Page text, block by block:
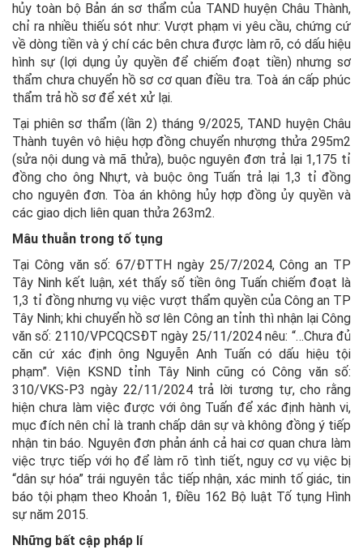
hủy toàn bộ Bản án sơ thẩm của TAND huyện Châu Thành,
chỉ ra nhiều thiếu sót như: Vượt phạm vi yêu cầu, chứng cứ
về dòng tiền và ý chí các bên chưa được làm rõ, có dấu hiệu
hình sự (lợi dụng ủy quyền để chiếm đoạt tiền) nhưng sơ
thẩm chưa chuyển hồ sơ cơ quan điều tra. Toà án cấp phúc
thẩm trả hồ sơ để xét xử lại.
Tại phiên sơ thẩm (lần 2) tháng 9/2025, TAND huyện Châu
Thành tuyên vô hiệu hợp đồng chuyển nhượng thửa 295m2
(sửa nội dung và mã thửa), buộc nguyên đơn trả lại 1,175 tỉ
đồng cho ông Nhựt, và buộc ông Tuấn trả lại 1,3 tỉ đồng
cho nguyên đơn. Tòa án không hủy hợp đồng ủy quyền và
các giao dịch liên quan thửa 263m2.
Mâu thuẫn trong tố tụng
Tại Công văn số: 67/ĐTTH ngày 25/7/2024, Công an TP
Tây Ninh kết luận, xét thấy số tiền ông Tuấn chiếm đoạt là
1,3 tỉ đồng nhưng vụ việc vượt thẩm quyền của Công an TP
Tây Ninh; khi chuyển hồ sơ lên Công an tỉnh thì nhận lại Công
văn số: 2110/VPCQCSĐT ngày 25/11/2024 nêu: “…Chưa đủ
căn cứ xác định ông Nguyễn Anh Tuấn có dấu hiệu tội
phạm”. Viện KSND tỉnh Tây Ninh cũng có Công văn số:
310/VKS-P3 ngày 22/11/2024 trả lời tương tự, cho rằng
hiện chưa làm việc được với ông Tuấn để xác định hành vi,
mục đích nên chỉ là tranh chấp dân sự và không đồng ý tiếp
nhận tin báo. Nguyên đơn phản ánh cả hai cơ quan chưa làm
việc trực tiếp với họ để làm rõ tình tiết, nguy cơ vụ việc bị
“dân sự hóa” trái nguyên tắc tiếp nhận, xác minh tố giác, tin
báo tội phạm theo Khoản 1, Điều 162 Bộ luật Tố tụng Hình
sự năm 2015.
Những bất cập pháp lí